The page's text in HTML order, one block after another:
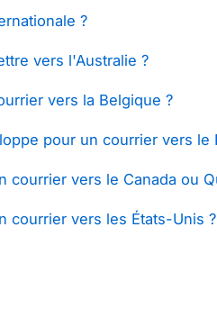
?
vers l'Australie ?
vers la Belgique ?
pour un courrier vers le
courrier vers le Canada ou
courrier vers les États-Unis ?